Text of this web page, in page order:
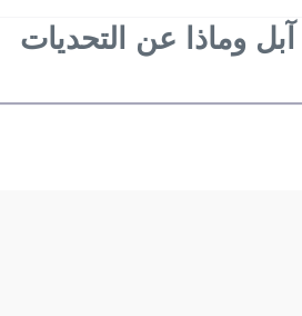
وماذا عن التحديات